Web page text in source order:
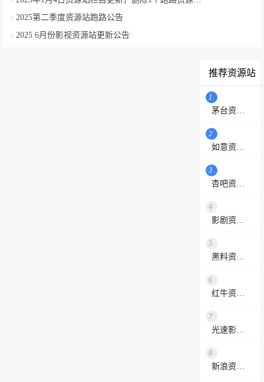
2025第二季度资源站跑路公告
2025 6月份影视资源站更新公告
推荐资源站
1
2
3
4
5
6
7
8